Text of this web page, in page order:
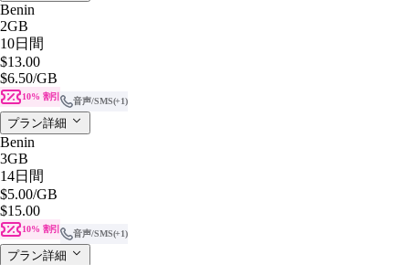
Benin
2GB
10日間
$13.00
$6.50/GB
10% 割引 音声/SMS(+1)
プラン詳細
Benin
3GB
14日間
$5.00/GB
$15.00
10% 割引 音声/SMS(+1)
プラン詳細